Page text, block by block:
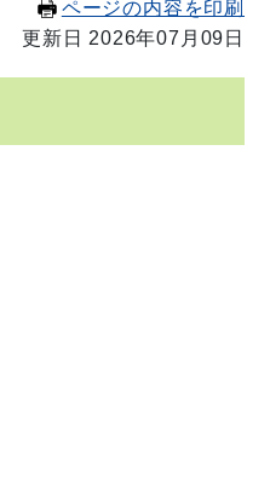
ページの内容を印刷
更新日 2026年07月09日